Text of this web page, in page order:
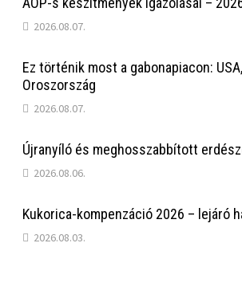
2026.08.07.
Ez történik most a gabonapiacon:
Oroszország
2026.08.07.
Újranyíló és meghosszabbított
2026.08.06.
Kukorica-kompenzáció 2026 – lejáró
2026.08.03.